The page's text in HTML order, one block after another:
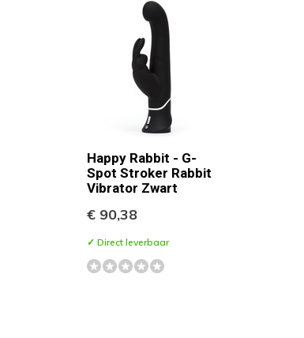
Happy Rabbit - G-
Spot Stroker Rabbit
Vibrator Zwart
€ 90,38
✓ Direct leverbaar